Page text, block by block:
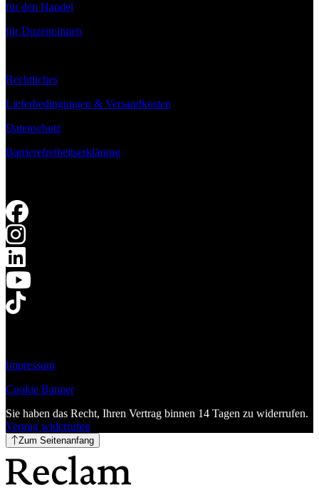
für den Handel
für Dozent:innen
Rechtliches
Lieferbedingungen & Versandkosten
Datenschutz
Barrierefreiheitserklärung
Impressum
Cookie Banner
Sie haben das Recht, Ihren Vertrag binnen 14 Tagen zu widerrufen.
Vertrag widerrufen
Zum Seitenanfang